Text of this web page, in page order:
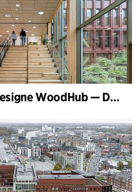
Interview: At designe WoodHub — Danmarks største træbyggeri